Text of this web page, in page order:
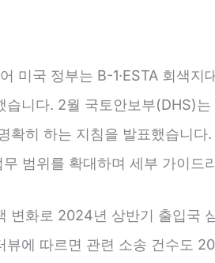
미국 정부는 B-1·ESTA 회색지
습니다. 2월 국토안보부(DHS)
확히 하는 지침을 발표했습니
무 범위를 확대하며 세부 가이드
변화로 2024년 상반기 출입국
뷰에 따르면 관련 소송 건수도